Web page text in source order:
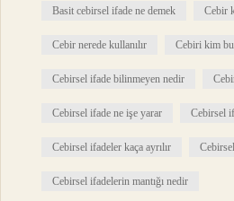
Basit cebirsel ifade ne demek Cebir
Cebir nerede kullanılır Cebiri kim
Cebirsel ifade bilinmeyen nedir
Cebirsel ifade ne işe yarar Cebirsel
Cebirsel ifadeler kaça ayrılır
Cebirsel ifadelerin mantığı nedir